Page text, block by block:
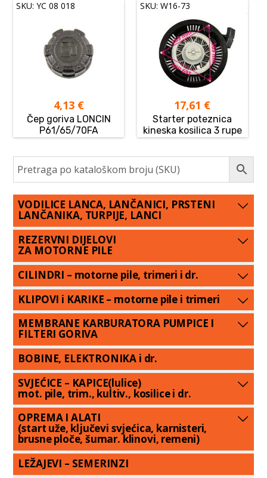
SKU: YC 08 018
4,13 €
Čep goriva LONCIN
P61/65/70FA
SKU: W16-73
17,61 €
Starter poteznica
kineska kosilica 3 rupe
VODILICE LANCA, LANČANICI, PRSTENI
LANČANIKA, TURPIJE, LANCI
REZERVNI DIJELOVI
ZA MOTORNE PILE
CILINDRI – motorne pile, trimeri i dr.
KLIPOVI i KARIKE – motorne pile i trimeri
MEMBRANE KARBURATORA PUMPICE I
FILTERI GORIVA
BOBINE, ELEKTRONIKA i dr.
SVJEĆICE – KAPICE(lulice)
mot. pile, trim., kultiv., kosilice i dr.
OPREMA I ALATI
(start uže, ključevi svjećica, karnisteri,
brusne ploče, šumar. klinovi, remeni)
LEŽAJEVI – SEMERINZI